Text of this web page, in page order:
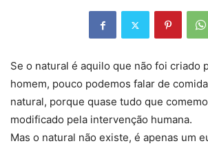
Se o natural é aquilo que não foi criado
homem, pouco podemos falar de
natural, porque quase tudo que
modificado pela intervenção humana.
Mas o natural não existe, é apenas um